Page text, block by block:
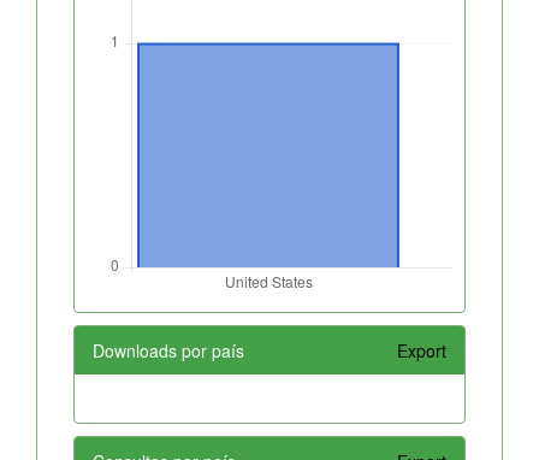
Downloads por país Export